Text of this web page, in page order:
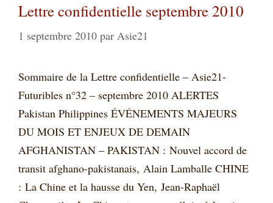
Lettre confidentielle septembre 2010
1 septembre 2010 par Asie21
Sommaire de la Lettre confidentielle – Asie21-
Futuribles n°32 – septembre 2010 ALERTES
Pakistan Philippines ÉVÉNEMENTS MAJEURS
DU MOIS ET ENJEUX DE DEMAIN
AFGHANISTAN – PAKISTAN : Nouvel accord de
transit afghano-pakistanais, Alain Lamballe CHINE
: La Chine et la hausse du Yen, Jean-Raphaël